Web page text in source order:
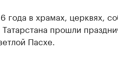
года в храмах, церквях,
прошли
Пасхе.